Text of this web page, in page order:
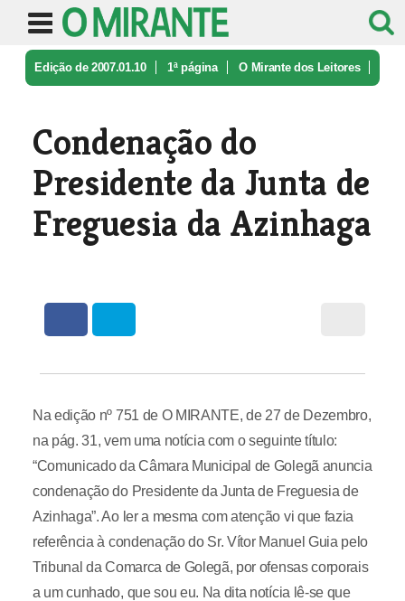
Edição de 2007.01.10 1ª página O Mirante dos Leitores
Condenação do
Presidente da Junta de
Freguesia da Azinhaga
Na edição nº 751 de O MIRANTE, de 27 de Dezembro,
na pág. 31, vem uma notícia com o seguinte título:
“Comunicado da Câmara Municipal de Golegã anuncia
condenação do Presidente da Junta de Freguesia de
Azinhaga”. Ao ler a mesma com atenção vi que fazia
referência à condenação do Sr. Vítor Manuel Guia pelo
Tribunal da Comarca de Golegã, por ofensas corporais
a um cunhado, que sou eu. Na dita notícia lê-se que